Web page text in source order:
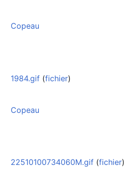
Copeau
1984.gif (fichier)
Copeau
22510100734060M.gif (fichier)